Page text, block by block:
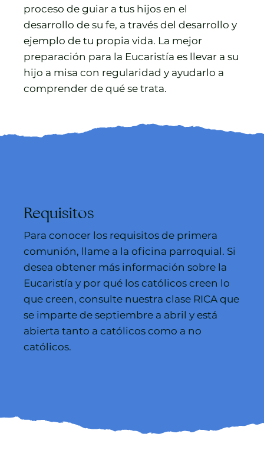
proceso de guiar a tus hijos en el
desarrollo de su fe, a través del desarrollo y
ejemplo de tu propia vida. La mejor
preparación para la Eucaristía es llevar a su
hijo a misa con regularidad y ayudarlo a
comprender de qué se trata.
Requisitos
Para conocer los requisitos de primera
comunión, llame a la oficina parroquial. Si
desea obtener más información sobre la
Eucaristía y por qué los católicos creen lo
que creen, consulte nuestra clase RICA que
se imparte de septiembre a abril y está
abierta tanto a católicos como a no
católicos.